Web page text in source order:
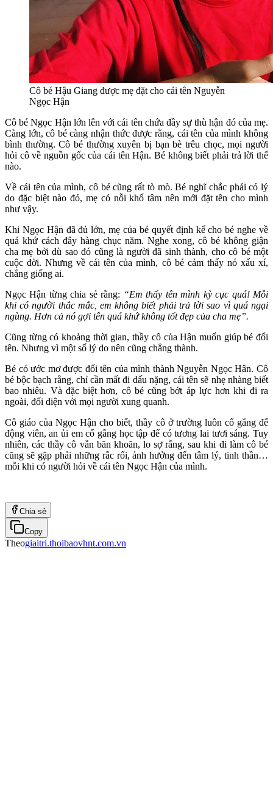
Cô bé Hậu Giang được mẹ đặt cho cái tên Nguyễn
Ngọc Hận
Cô bé Ngọc Hận lớn lên với cái tên chứa đầy sự thù hận đó của mẹ.
Càng lớn, cô bé càng nhận thức được rằng, cái tên của mình không
bình thường. Cô bé thường xuyên bị bạn bè trêu chọc, mọi người
hỏi cô về nguồn gốc của cái tên Hận. Bé không biết phải trả lời thế
nào.
Về cái tên của mình, cô bé cũng rất tò mò. Bé nghĩ chắc phải có lý
do đặc biệt nào đó, mẹ có nỗi khổ tâm nên mới đặt tên cho mình
như vậy.
Khi Ngọc Hận đã đủ lớn, mẹ của bé quyết định kể cho bé nghe về
quá khứ cách đây hàng chục năm. Nghe xong, cô bé không giận
cha mẹ bởi dù sao đó cũng là người đã sinh thành, cho cô bé một
cuộc đời. Nhưng về cái tên của mình, cô bé cảm thấy nó xấu xí,
chẳng giống ai.
Ngọc Hận từng chia sẻ rằng: “Em thấy tên mình kỳ cục quá! Mỗi
khi có người thắc mắc, em không biết phải trả lời sao vì quá ngại
ngùng. Hơn cả nó gợi tên quá khứ không tốt đẹp của cha mẹ”.
Cũng từng có khoảng thời gian, thầy cô của Hận muốn giúp bé đổi
tên. Nhưng vì một số lý do nên cũng chẳng thành.
Bé có ước mơ được đổi tên của mình thành Nguyễn Ngọc Hân. Cô
bé bộc bạch rằng, chỉ cần mất đi dấu nặng, cái tên sẽ nhẹ nhàng biết
bao nhiêu. Và đặc biệt hơn, cô bé cũng bớt áp lực hơn khi đi ra
ngoài, đối diện với mọi người xung quanh.
Cô giáo của Ngọc Hận cho biết, thầy cô ở trường luôn cố gắng để
động viên, an ủi em cố gắng học tập để có tương lai tươi sáng. Tuy
nhiên, các thầy cô vẫn băn khoăn, lo sợ rằng, sau khi đi làm cô bé
cũng sẽ gặp phải những rắc rối, ảnh hưởng đến tâm lý, tinh thần…
mỗi khi có người hỏi về cái tên Ngọc Hận của mình.
Chia sẻ
Copy
Theogiaitri.thoibaovhnt.com.vn